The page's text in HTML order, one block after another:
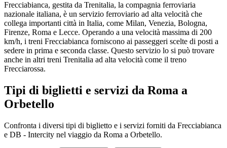
Frecciabianca, gestita da Trenitalia, la compagnia ferroviaria
nazionale italiana, è un servizio ferroviario ad alta velocità che
collega importanti città in Italia, come Milan, Venezia, Bologna,
Firenze, Roma e Lecce. Operando a una velocità massima di 200
km/h, i treni Frecciabianca forniscono ai passeggeri scelte di posti a
sedere in prima e seconda classe. Questo servizio lo si può trovare
anche in altri treni Trenitalia ad alta velocità come il treno
Frecciarossa.
Tipi di biglietti e servizi da Roma a
Orbetello
Confronta i diversi tipi di biglietto e i servizi forniti da Frecciabianca
e DB - Intercity nel viaggio da Roma a Orbetello.